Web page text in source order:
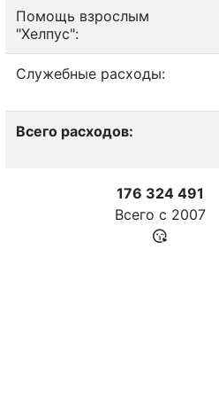
Помощь взрослым
"Хелпус":
Служебные расходы:
Всего расходов:
176 324 491
Всего с 2007